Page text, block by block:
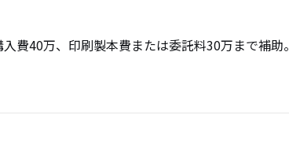
費40万、印刷製本費または委託料30万まで補助。